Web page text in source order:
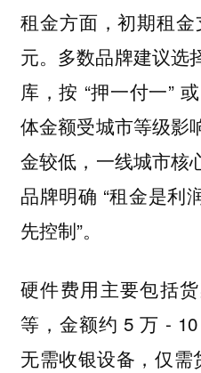
租金方面，初期租
元。多数品牌建议选
库，按 “押一付一”
体金额受城市等级影
金较低，一线城市核
品牌明确 “租金是利
先控制”。
硬件费用主要包括
等，金额约 5 万 -
无需收银设备，仅需